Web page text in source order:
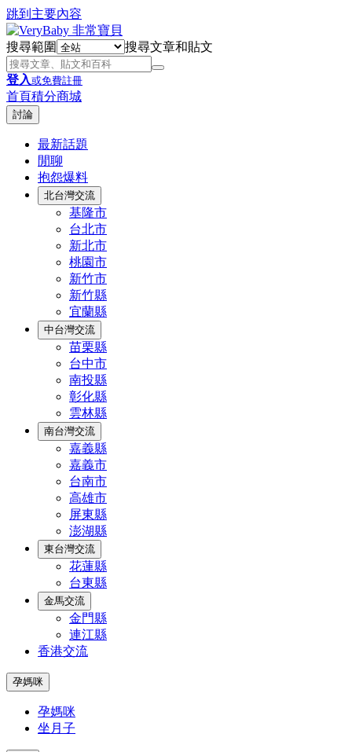
跳到主要內容
搜尋範圍 搜尋文章和貼文
登入或免費註冊
首頁積分商城
討論
最新話題
閒聊
抱怨爆料
北台灣交流
基隆市
台北市
新北市
桃園市
新竹市
新竹縣
宜蘭縣
中台灣交流
苗栗縣
台中市
南投縣
彰化縣
雲林縣
南台灣交流
嘉義縣
嘉義市
台南市
高雄市
屏東縣
澎湖縣
東台灣交流
花蓮縣
台東縣
金馬交流
金門縣
連江縣
香港交流
孕媽咪
孕媽咪
坐月子